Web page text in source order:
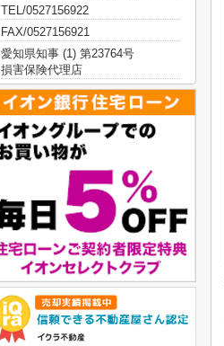
TEL/0527156922
FAX/0527156921
愛知県知事 (1) 第23764号
損害保険代理店